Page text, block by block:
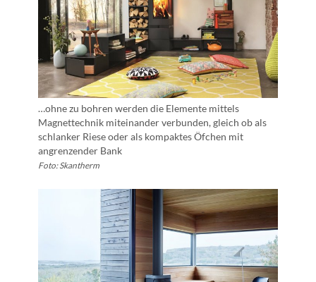
…ohne zu bohren werden die Elemente mittels
Magnettechnik miteinander verbunden, gleich ob als
schlanker Riese oder als kompaktes Öfchen mit
angrenzender Bank
Foto: Skantherm